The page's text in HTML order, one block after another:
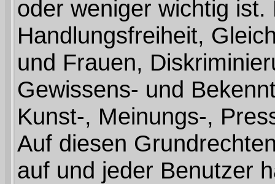
oder weniger wichtig
Handlungsfreiheit,
und Frauen,
Gewissens- und
Kunst-, Meinungs-,
Auf diesen
auf und jeder Benutzer